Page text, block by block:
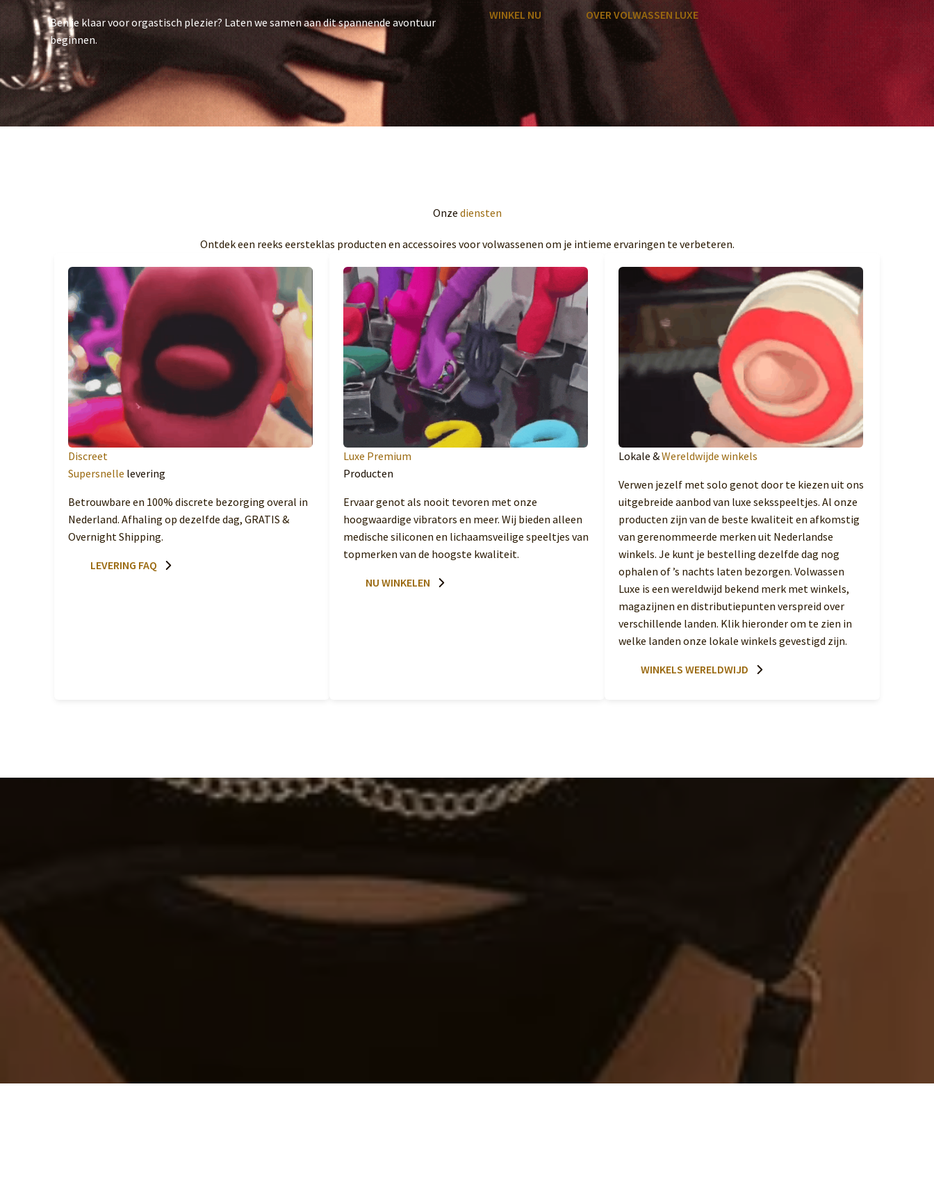
Ben je klaar voor orgastisch plezier? Laten we samen aan dit spannende avontuur
beginnen.
WINKEL NU OVER VOLWASSEN LUXE
Onze diensten
Ontdek een reeks eersteklas producten en accessoires voor volwassenen om je intieme ervaringen te verbeteren.
Discreet
Supersnelle levering
Betrouwbare en 100% discrete bezorging overal in
Nederland. Afhaling op dezelfde dag, GRATIS &
Overnight Shipping.
LEVERING FAQ
Luxe Premium
Producten
Ervaar genot als nooit tevoren met onze
hoogwaardige vibrators en meer. Wij bieden alleen
medische siliconen en lichaamsveilige speeltjes van
topmerken van de hoogste kwaliteit.
NU WINKELEN
Lokale &Wereldwijde winkels
Verwen jezelf met solo genot door te kiezen uit ons
uitgebreide aanbod van luxe seksspeeltjes. Al onze
producten zijn van de beste kwaliteit en afkomstig
van gerenommeerde merken uit Nederlandse
winkels. Je kunt je bestelling dezelfde dag nog
ophalen of ’s nachts laten bezorgen. Volwassen
Luxe is een wereldwijd bekend merk met winkels,
magazijnen en distributiepunten verspreid over
verschillende landen. Klik hieronder om te zien in
welke landen onze lokale winkels gevestigd zijn.
WINKELS WERELDWIJD